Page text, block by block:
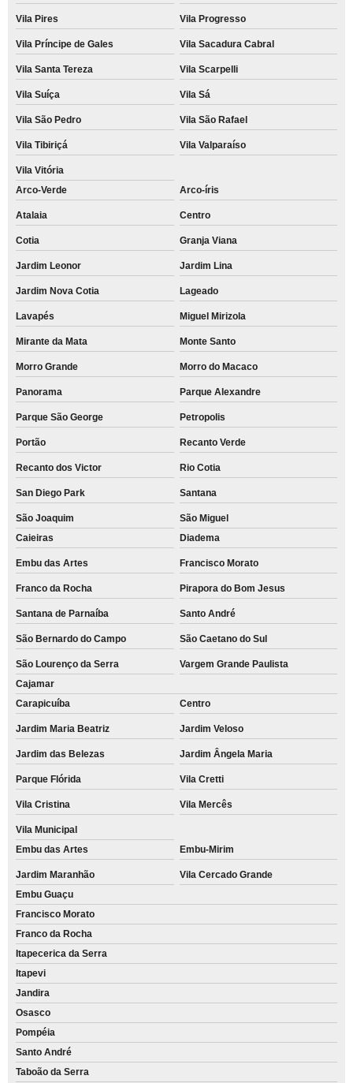
Vila Pires Vila Progresso
Vila Príncipe de Gales Vila Sacadura Cabral
Vila Santa Tereza Vila Scarpelli
Vila Suíça Vila Sá
Vila São Pedro Vila São Rafael
Vila Tibiriçá Vila Valparaíso
Vila Vitória
Arco-Verde
Arco-íris
Atalaia Centro
Cotia Granja Viana
Jardim Leonor Jardim Lina
Jardim Nova Cotia Lageado
Lavapés Miguel Mirizola
Mirante da Mata Monte Santo
Morro Grande Morro do Macaco
Panorama Parque Alexandre
Parque São George Petropolis
Portão Recanto Verde
Recanto dos Victor Rio Cotia
San Diego Park Santana
São Joaquim
São Miguel
Caieiras
Diadema
Embu das Artes Francisco Morato
Franco da Rocha Pirapora do Bom Jesus
Santana de Parnaíba Santo André
São Bernardo do Campo São Caetano do Sul
São Lourenço da Serra
Vargem Grande Paulista
Cajamar
Carapicuíba
Centro
Jardim Maria Beatriz Jardim Veloso
Jardim das Belezas Jardim Ângela Maria
Parque Flórida Vila Cretti
Vila Cristina Vila Mercês
Vila Municipal
Embu das Artes
Embu-Mirim
Jardim Maranhão
Vila Cercado Grande
Embu Guaçu
Francisco Morato
Franco da Rocha
Itapecerica da Serra
Itapevi
Jandira
Osasco
Pompéia
Santo André
Taboão da Serra